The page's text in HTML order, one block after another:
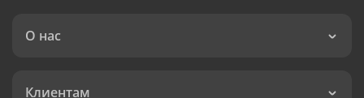
О нас
Клиентам